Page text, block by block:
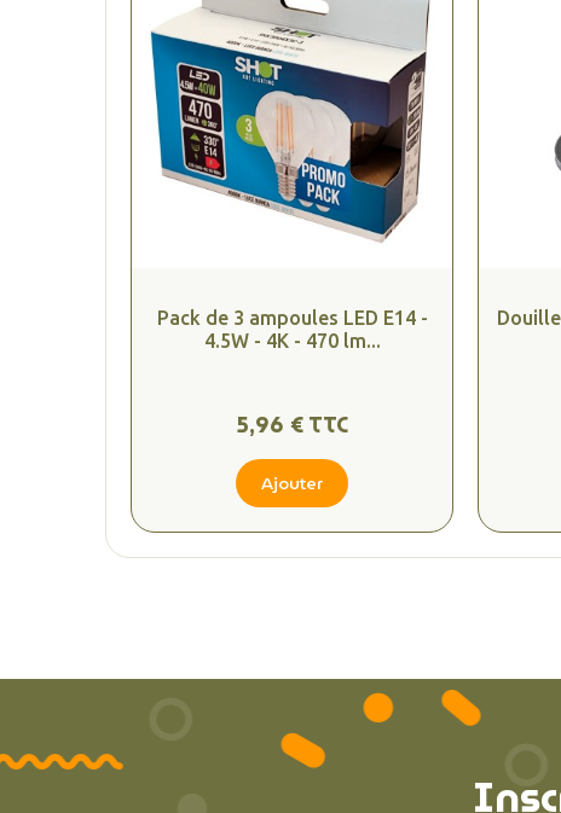
Pack de 3 ampoules LED E14 -
4.5W - 4K - 470 lm...
5,96 € TTC
Ajouter